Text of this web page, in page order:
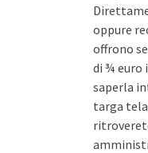
oppure
offrono
di ¾ euro
saperla
targa